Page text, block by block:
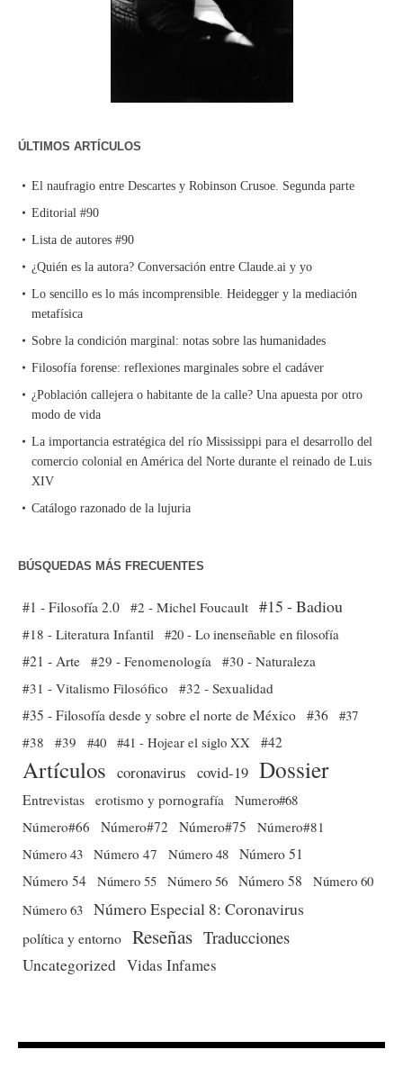
ÚLTIMOS ARTÍCULOS
El naufragio entre Descartes y Robinson Crusoe. Segunda parte
Editorial #90
Lista de autores #90
¿Quién es la autora? Conversación entre Claude.ai y yo
Lo sencillo es lo más incomprensible. Heidegger y la mediación
metafísica
Sobre la condición marginal: notas sobre las humanidades
Filosofía forense: reflexiones marginales sobre el cadáver
¿Población callejera o habitante de la calle? Una apuesta por otro
modo de vida
La importancia estratégica del río Mississippi para el desarrollo del
comercio colonial en América del Norte durante el reinado de Luis
XIV
Catálogo razonado de la lujuria
BÚSQUEDAS MÁS FRECUENTES
#1 - Filosofía 2.0 #2 - Michel Foucault #15 - Badiou
#18 - Literatura Infantil #20 - Lo inenseñable en filosofía
#21 - Arte #29 - Fenomenología #30 - Naturaleza
#31 - Vitalismo Filosófico
#32 - Sexualidad
#35 - Filosofía desde y sobre el norte de México #36 #37
#38
#39 #40 #41 - Hojear el siglo XX #42
Artículos coronavirus covid-19 Dossier
Entrevistas erotismo y pornografía Numero#68
Número#66
Número#72 Número#75
Número#81
Número 43 Número 47 Número 48 Número 51
Número 54 Número 55 Número 56 Número 58
Número 60
Número 63 Número Especial 8: Coronavirus
política y entorno Reseñas Traducciones
Uncategorized Vidas Infames